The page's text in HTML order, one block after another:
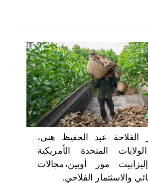
اختر بلدا/بلدان
الفلاحة عبد الحفيظ هني،
المتحدة الأمريكية
مور أوبين،مجالات
والاسثتمار الفلاحي.